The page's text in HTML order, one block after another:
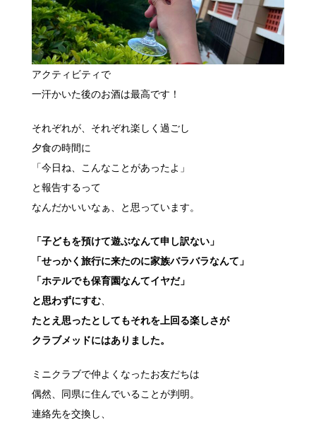
アクティビティで
一汗かいた後のお酒は最高です！
それぞれが、それぞれ楽しく過ごし
夕食の時間に
「今日ね、こんなことがあったよ」
と報告するって
なんだかいいなぁ、と思っています。
「子どもを預けて遊ぶなんて申し訳ない」
「せっかく旅行に来たのに家族バラバラなんて」
「ホテルでも保育園なんてイヤだ」
と思わずにすむ、
たとえ思ったとしてもそれを上回る楽しさが
クラブメッドにはありました。
ミニクラブで仲よくなったお友だちは
偶然、同県に住んでいることが判明。
連絡先を交換し、